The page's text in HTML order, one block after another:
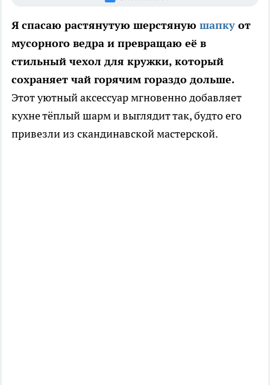
Я спасаю растянутую шерстяную шапку от
мусорного ведра и превращаю её в
стильный чехол для кружки, который
сохраняет чай горячим гораздо дольше.
Этот уютный аксессуар мгновенно добавляет
кухне тёплый шарм и выглядит так, будто его
привезли из скандинавской мастерской.